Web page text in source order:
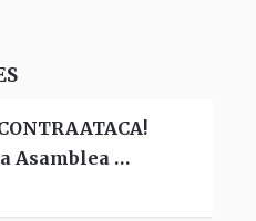
Asamblea …